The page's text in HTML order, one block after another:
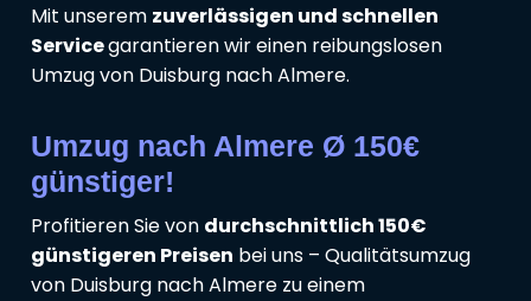
Mit unserem zuverlässigen und schnellen
Servicegarantieren wir einen reibungslosen
Umzug von Duisburg nach Almere.
Umzug nach Almere Ø 150€
günstiger!
Profitieren Sie von durchschnittlich 150€
günstigeren Preisen bei uns – Qualitätsumzug
von Duisburg nach Almere zu einem